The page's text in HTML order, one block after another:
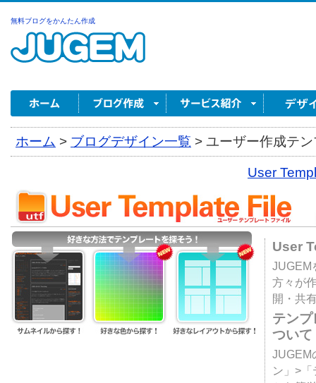
無料ブログをかんたん作成
ホーム > ブログデザイン一覧 > ユーザー作成テ
User
User
JUGEM
方々が
開・共
テン
ついて
JUGEM
ン」>